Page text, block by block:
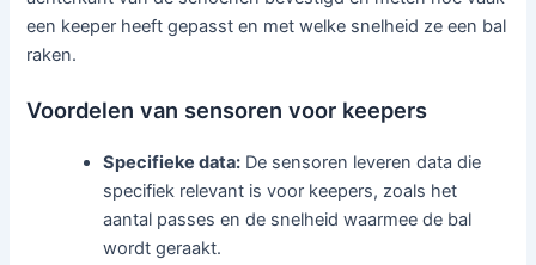
een keeper heeft gepasst en met welke snelheid ze een bal
raken.
Voordelen van sensoren voor keepers
Specifieke data: De sensoren leveren data die
specifiek relevant is voor keepers, zoals het
aantal passes en de snelheid waarmee de bal
wordt geraakt.